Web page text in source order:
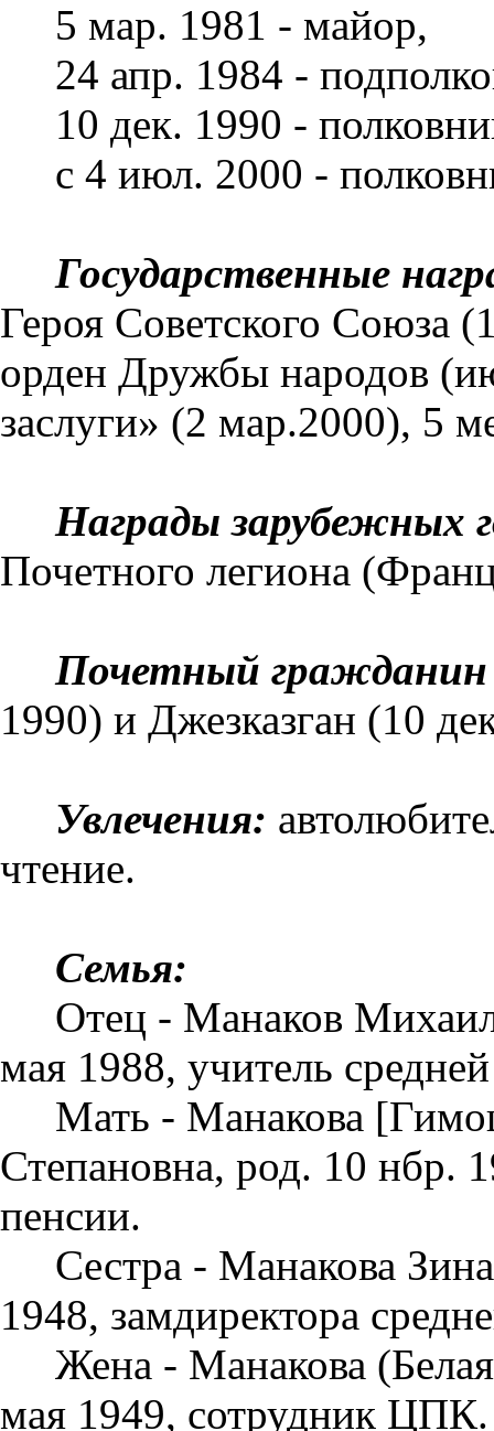
5 мар. 1981 - майор,
24 апр. 1984 -
10 дек. 1990 -
с 4 июл. 2000 -
Государственные
Героя Советского Союза
орден Дружбы на­родов
заслуги» (2 мар.2000), 5
Награды зарубежных
Почетно­го легиона
Почетный гражданин
1990) и Джезказган (10
Увлечения:
чтение.
Семья:
Отец - Манаков
мая 1988, учитель
Мать - Манакова
Степановна, род. 10 нбр.
пенсии.
Сестра - Манакова
1948, замдиректора
Жена - Манакова
мая 1949, сотрудник ЦПК.